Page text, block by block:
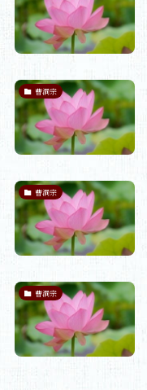
曹洞宗
曹洞宗
曹洞宗